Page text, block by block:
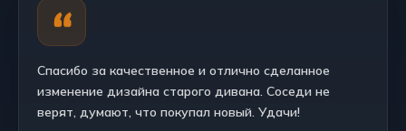
Спасибо за качественное и отлично сделанное
изменение дизайна старого дивана. Соседи не
верят, думают, что покупал новый. Удачи!